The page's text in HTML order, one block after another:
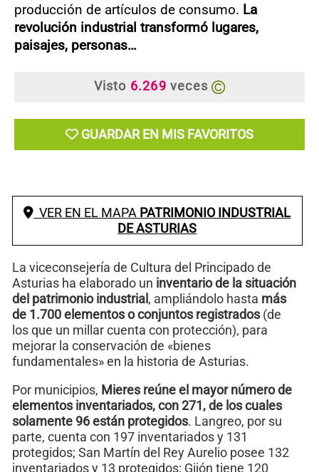
producción de artículos de consumo. La
revolución industrial transformó lugares,
paisajes, personas…
Visto 6.269 veces
GUARDAR EN MIS FAVORITOS
VER EN EL MAPA PATRIMONIO INDUSTRIAL
DE ASTURIAS
La viceconsejería de Cultura del Principado de
Asturias ha elaborado un inventario de la situación
del patrimonio industrial , ampliándolo hasta más
de 1.700 elementos o conjuntos registrados(de
los que un millar cuenta con protección), para
mejorar la conservación de «bienes
fundamentales» en la historia de Asturias.
Por municipios, Mieres reúne el mayor número de
elementos inventariados, con 271, de los cuales
solamente 96 están protegidos. Langreo, por su
parte, cuenta con 197 inventariados y 131
protegidos; San Martín del Rey Aurelio posee 132
inventariados y 13 protegidos; Gijón tiene 120